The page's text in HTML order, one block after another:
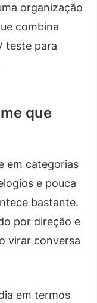
organização
combina
teste para
que
em categorias
e pouca
bastante.
por direção e
virar conversa
em termos